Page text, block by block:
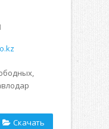
Скачать